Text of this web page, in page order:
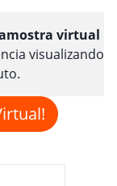
virtual
visualizando